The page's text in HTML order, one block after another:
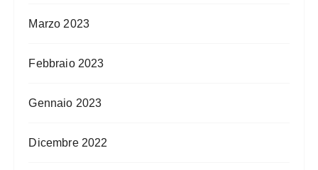
Marzo 2023
Febbraio 2023
Gennaio 2023
Dicembre 2022